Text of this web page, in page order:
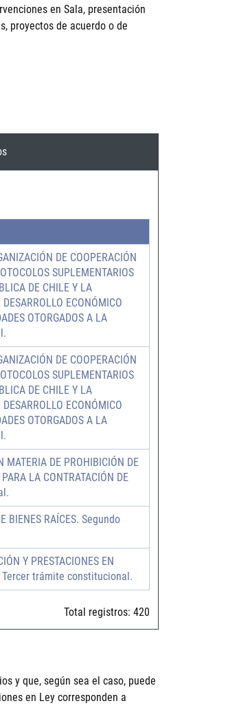
en Sala, presentación
proyectos de acuerdo o de
DE COOPERACIÓN
SUPLEMENTARIOS
DE CHILE Y LA
ECONÓMICO
OTORGADOS A LA
DE COOPERACIÓN
SUPLEMENTARIOS
DE CHILE Y LA
ECONÓMICO
OTORGADOS A LA
MATERIA DE PROHIBICIÓN DE
LA CONTRATACIÓN DE
BIENES RAÍCES. Segundo
Y PRESTACIONES EN
Tercer trámite constitucional.
Total registros: 420
y que, según sea el caso, puede
en Ley corresponden a